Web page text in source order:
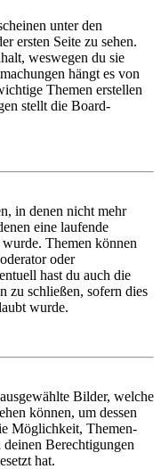
unter den
ersten Seite zu sehen.
weswegen du sie
hängt es von
Themen erstellen
stellt die Board-
in denen nicht mehr
eine laufende
Themen können
oder
hast du auch die
zu schließen, sofern dies
wurde.
Bilder, welche
können, um dessen
Möglichkeit, Themen-
Berechtigungen
hat.